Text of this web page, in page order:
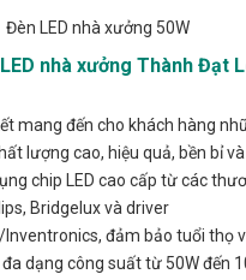
Đèn LED nhà xưởng 50W
nhà xưởng Thành Đạt
mang đến cho khách hàng
lượng cao, hiệu quả, bền bỉ
chip LED cao cấp từ các
Bridgelux và driver
đảm bảo tuổi thọ
dạng công suất từ 50W đến